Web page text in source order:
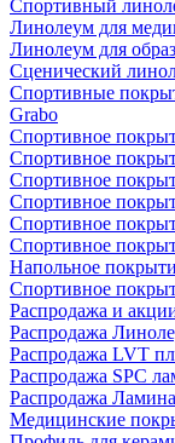
Спортивный
Линолеум для
Линолеум для
Сценический
Спортивные
Grabo
Спортивное
Спортивное
Спортивное
Спортивное
Спортивное
Спортивное
Напольное
Спортивное
Распродажа и
Распродажа
Распродажа LVT
Распродажа SPC
Распродажа
Медицинские